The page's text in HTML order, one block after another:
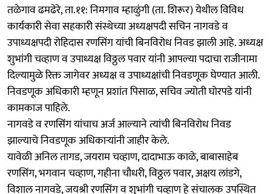
तळेगाव ढमढेरे, ता.११: निमगाव म्हाळुंगी (ता. शिरूर) येथील विविध
कार्यकारी सेवा सहकारी संस्थेच्या अध्यक्षपदी सचिन नागवडे व
उपाध्यक्षपदी रोहिदास रणसिंग यांची बिनविरोध निवड झाली आहे. अध्यक्ष
शुभांगी चव्हाण व उपाध्यक्ष विठ्ठल पवार यांनी आपल्या पदाचा राजीनामा
दिल्यामुळे रिक्त जागेवर अध्यक्ष व उपाध्यक्षांची निवडणूक घेण्यात आली.
निवडणूक अधिकारी म्हणून प्रशांत पिसाळ, सचिव ज्योती घोरपडे यांनी
कामकाज पाहिले.
नागवडे व रणसिंग यांचाच अर्ज आल्याने त्यांची बिनविरोध निवड
झाल्याचे निवडणूक अधिकाऱ्यांनी जाहीर केले.
यावेळी अनिल तागड, जयराम चव्हाण, दादाभाऊ काळे, बाबासाहेब
रणसिंग, भगवान चव्हाण, गहीना चौधरी, विठ्ठल पवार, अक्षय लांडगे,
विशाल नागवडे, जयश्री रणसिंग व शुभांगी चव्हाण हे संचालक उपस्थित